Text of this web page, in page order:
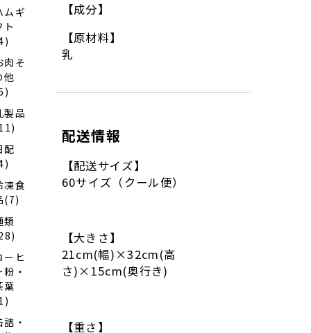
ムギ
ト
肉そ
他
製品
配
凍食
(7)
類
ーヒ
粉・
葉
詰・
【成分】
【原材料】
乳
配送情報
【配送サイズ】
60サイズ（クール便）
【大きさ】
21cm(幅)×32cm(高
さ)×15cm(奥行き)
【重さ】